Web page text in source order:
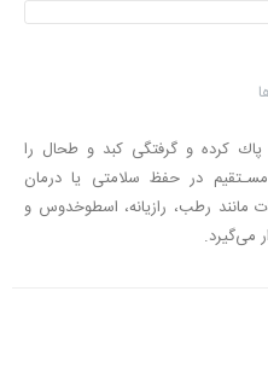
كرده و گرفتگی کبد و طحال را
در حفظ سلامتی يا درمان
مانند رطب، رازيانه، اسطوخدوس و
می‌گيرد.